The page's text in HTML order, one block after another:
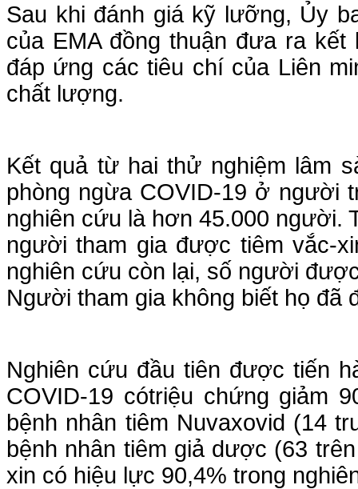
Sau khi đánh giá kỹ lưỡng, Ủy
của EMA đồng thuận đưa ra
đáp ứng các tiêu chí của Liên
chất lượng.
Kết quả từ hai thử nghiệm lâm
phòng ngừa COVID-19 ở người
nghiên cứu là hơn 45.000 người.
người tham gia được tiêm vắc-
nghiên cứu còn lại, số người
Người tham gia không biết họ
Nghiên cứu đầu tiên được tiến
COVID-19 cótriệu chứng giảm
bệnh nhân tiêm Nuvaxovid (14
bệnh nhân tiêm giả dược (63
xin có hiệu lực 90,4% trong